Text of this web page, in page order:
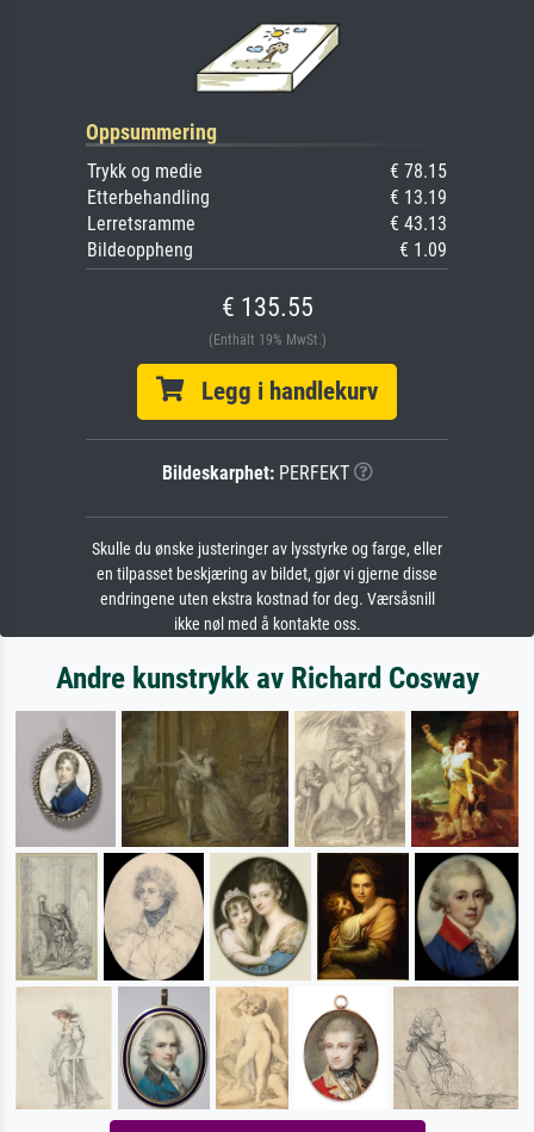
Oppsummering
Trykk og medie
€ 78.15
Etterbehandling
€ 13.19
Lerretsramme
€ 43.13
Bildeoppheng
€ 1.09
€ 135.55
(Enthält 19% MwSt.)
Legg i handlekurv
Bildeskarphet:PERFEKT
Skulle du ønske justeringer av lysstyrke og farge, eller
en tilpasset beskjæring av bildet, gjør vi gjerne disse
endringene uten ekstra kostnad for deg. Værsåsnill
ikke nøl med å kontakte oss.
Andre kunstrykk av Richard Cosway